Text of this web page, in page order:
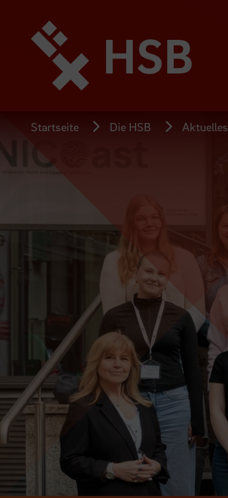
Seiteninhalt
springen
Startseite Die HSB Aktuelles